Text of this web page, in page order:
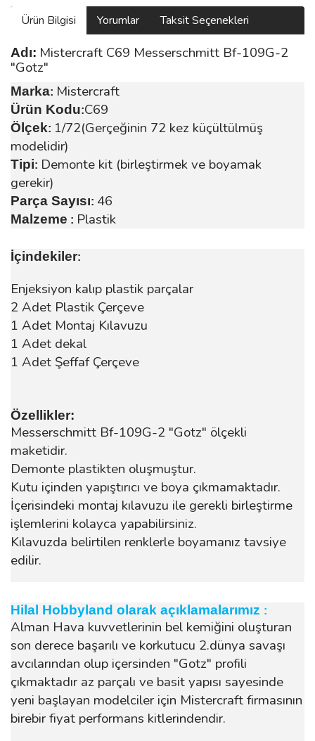
Ürün Bilgisi Yorumlar Taksit Seçenekleri
Adı: Mistercraft C69 Messerschmitt Bf-109G-2
"Gotz"
Marka: Mistercraft
Ürün Kodu:C69
Ölçek: 1/72(Gerçeğinin 72 kez küçültülmüş
modelidir)
Tipi: Demonte kit (birleştirmek ve boyamak
gerekir)
Parça Sayısı: 46
Malzeme : Plastik
İçindekiler:
Enjeksiyon kalıp plastik parçalar
2 Adet Plastik Çerçeve
1 Adet Montaj Kılavuzu
1 Adet dekal
1 Adet Şeffaf Çerçeve
Özellikler:
Messerschmitt Bf-109G-2 "Gotz" ölçekli
maketidir.
Demonte plastikten oluşmuştur.
Kutu içinden yapıştırıcı ve boya çıkmamaktadır.
İçerisindeki montaj kılavuzu ile gerekli birleştirme
işlemlerini kolayca yapabilirsiniz.
Kılavuzda belirtilen renklerle boyamanız tavsiye
edilir.
Hilal Hobbyland olarak açıklamalarımız :
Alman Hava kuvvetlerinin bel kemiğini oluşturan
son derece başarılı ve korkutucu 2.dünya savaşı
avcılarından olup içersinden "Gotz" profili
çıkmaktadır az parçalı ve basit yapısı sayesinde
yeni başlayan modelciler için Mistercraft firmasının
birebir fiyat performans kitlerindendir.